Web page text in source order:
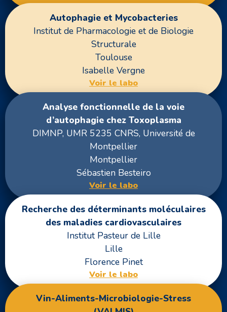
Autophagie et Mycobacteries
Institut de Pharmacologie et de Biologie
Structurale
Toulouse
Isabelle Vergne
Voir le labo
Analyse fonctionnelle de la voie
d’autophagie chez Toxoplasma
DIMNP, UMR 5235 CNRS, Université de
Montpellier
Montpellier
Sébastien Besteiro
Voir le labo
Recherche des déterminants moléculaires
des maladies cardiovasculaires
Institut Pasteur de Lille
Lille
Florence Pinet
Voir le labo
Vin-Aliments-Microbiologie-Stress